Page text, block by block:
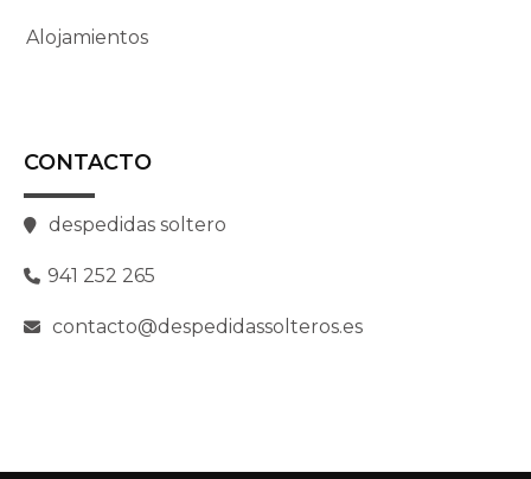
Alojamientos
CONTACTO
despedidas soltero
941 252 265
contacto@despedidassolteros.es